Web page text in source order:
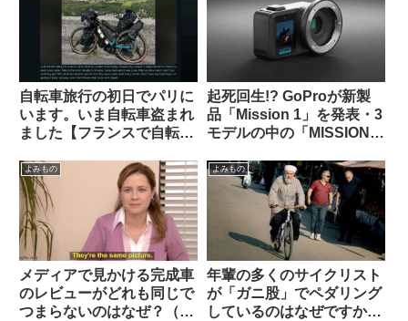
自転車旅行の初日でパリに
います。いま自転車盗まれ
ました【フランスで自転車
海外掲示板から】
起死回生!? GoProが新製
品「Mission 1」を発表・3
モデルの中の「MISSION 1
でm43対応。でもこれって
誰向けのカメラなの？（海
外掲示板から）
よみもの
メディアで見かける完成車
のレビューがどれも同じで
つまらないのはなぜ？（海
よみもの
年輩の多くのサイクリスト
が「ガニ股」でペダリング
しているのはなぜですか